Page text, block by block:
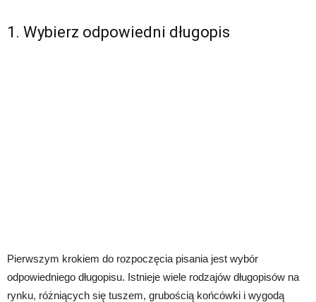
1. Wybierz odpowiedni długopis
Pierwszym krokiem do rozpoczęcia pisania jest wybór
odpowiedniego długopisu. Istnieje wiele rodzajów długopisów na
rynku, różniących się tuszem, grubością końcówki i wygodą